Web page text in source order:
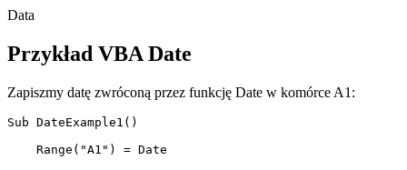
Data
Przykład VBA Date
Zapiszmy datę zwróconą przez funkcję Date w komórce A1:
Sub DateExample1()
    Range("A1") = Date